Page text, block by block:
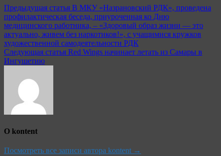
Навигация
по
записям
Предыдущая статья В МКУ «Назрановский РДК», проведена
профилактическая беседа, приуроченная ко Дню
медицинского работника, – «Здоровый образ жизни — это
актуально, живем без наркотиков!», с учащимися кружков
художественной самодеятельности РДК
Следующая статья Red Wings начинает летать из Самары в
Ингушетию
О kontent
Посмотреть все записи автора kontent →